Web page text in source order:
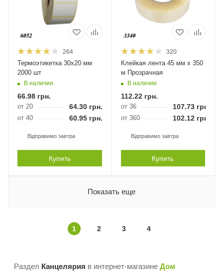
264
Термоэтикетка 30х20 мм
2000 шт
В наличии
66.98 грн.
от 20 64.30 грн.
от 40 60.95 грн.
Відправимо завтра
Купить
320
Клейкая лента 45 мм х 350
м Прозрачная
В наличии
112.22грн.
от 36 107.73грн.
от 360 102.12грн.
Відправимо завтра
Купить
Показать еще
1 2 3 4
Раздел Канцелярия в интернет-магазине Дом